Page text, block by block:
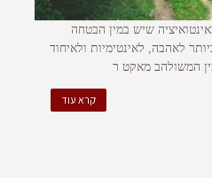
שיש במין הבטחה
לאהבה, לאינטימיות ולאיחוד
המשולהב מאקט ר
קרא עוד